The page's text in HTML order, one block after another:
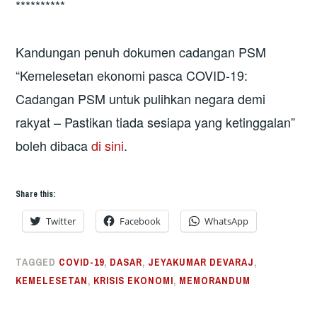
**********
Kandungan penuh dokumen cadangan PSM
“Kemelesetan ekonomi pasca COVID-19:
Cadangan PSM untuk pulihkan negara demi
rakyat – Pastikan tiada sesiapa yang ketinggalan”
boleh dibacadi sini.
Share this:
Twitter Facebook WhatsApp
TAGGED COVID-19, DASAR, JEYAKUMAR DEVARAJ,
KEMELESETAN, KRISIS EKONOMI, MEMORANDUM